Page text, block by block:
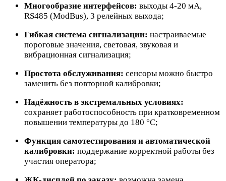
Многообразие интерфейсов: выходы 4-20 мА,
RS485 (ModBus), 3 релейных выхода;
Гибкая система сигнализации: настраиваемые
пороговые значения, световая, звуковая и
вибрационная сигнализация;
Простота обслуживания: сенсоры можно быстро
заменить без повторной калибровки;
Надёжность в экстремальных условиях:
сохраняет работоспособность при кратковременном
повышении температуры до 180 °C;
Функция самотестирования и автоматической
калибровки: поддержание корректной работы без
участия оператора;